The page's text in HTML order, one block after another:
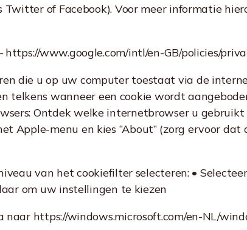
of Facebook). Voor meer informatie
www.google.com/intl/en-GB/policies/
die u op uw computer toestaat via de
wanneer een cookie wordt
Ontdek welke internetbrowser u gebruikt
Apple-menu en kies “About” (zorg ervoor dat
van het cookiefilter selecteren: • Selecteer
om uw instellingen te kiezen
https://windows.microsoft.com/en-NL/